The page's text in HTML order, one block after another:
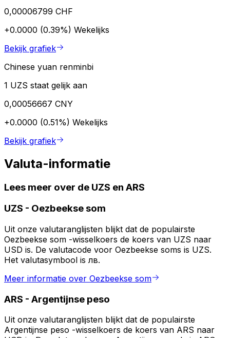
0,00006799 CHF
+0.0000 (0.39%) Wekelijks
Bekijk grafiek
Chinese yuan renminbi
1 UZS staat gelijk aan
0,00056667 CNY
+0.0000 (0.51%) Wekelijks
Bekijk grafiek
Valuta-informatie
Lees meer over de UZS en ARS
UZS - Oezbeekse som
Uit onze valutaranglijsten blijkt dat de populairste
Oezbeekse som -wisselkoers de koers van UZS naar
USD is. De valutacode voor Oezbeekse soms is UZS.
Het valutasymbool is лв.
Meer informatie over Oezbeekse som
ARS - Argentijnse peso
Uit onze valutaranglijsten blijkt dat de populairste
Argentijnse peso -wisselkoers de koers van ARS naar